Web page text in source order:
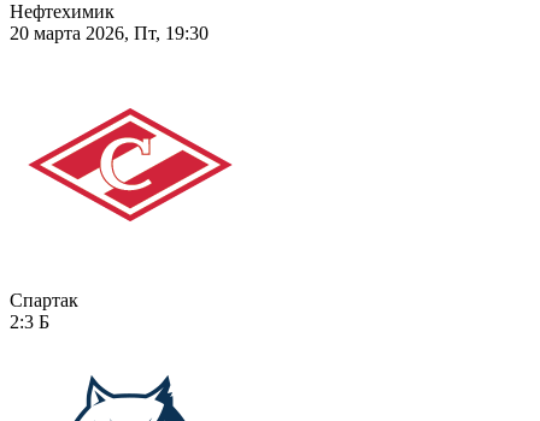
Нефтехимик
20 марта 2026, Пт, 19:30
Спартак
2:3 Б